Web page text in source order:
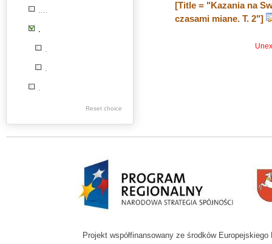
....
.
.
.
.
Digital archive of
Reset choice
[Title = "Kazania na
czasami miane. T. 2"]
Projekt współfinansowany ze środków